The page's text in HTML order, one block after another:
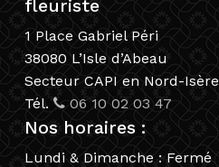
fleuriste
1 Place Gabriel Péri
38080 L’Isle d’Abeau
Secteur CAPI en Nord-Isère
Tél.
06 10 02 03 47
Nos horaires :
Lundi & Dimanche : Fermé